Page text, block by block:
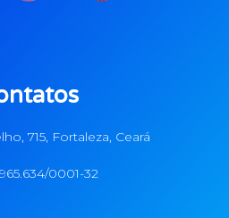
715, Fortaleza, Ceará
0001-32